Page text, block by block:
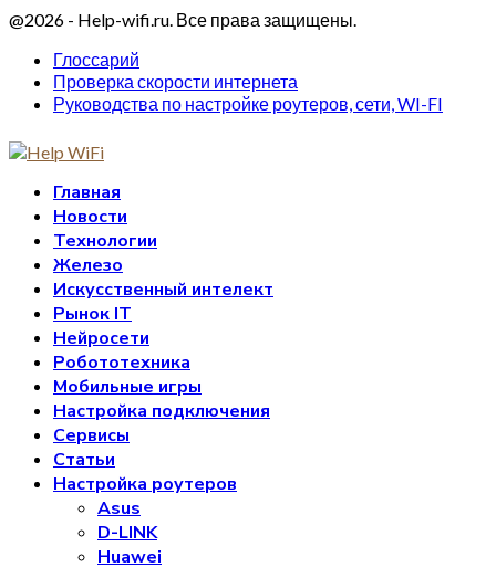
@2026 - Help-wifi.ru. Все права защищены.
Глоссарий
Проверка скорости интернета
Руководства по настройке роутеров, сети, WI-FI
Главная
Новости
Технологии
Железо
Искусственный интелект
Рынок IT
Нейросети
Робототехника
Мобильные игры
Настройка подключения
Сервисы
Статьи
Настройка роутеров
Asus
D-LINK
Huawei